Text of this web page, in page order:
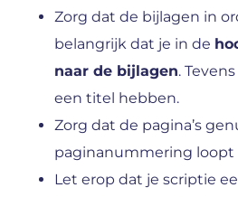
Zorg dat de bijlagen in
belangrijk dat je in de
naar de bijlagen.
een titel hebben.
Zorg dat de pagina’s
paginanummering loopt
Let erop dat je scriptie